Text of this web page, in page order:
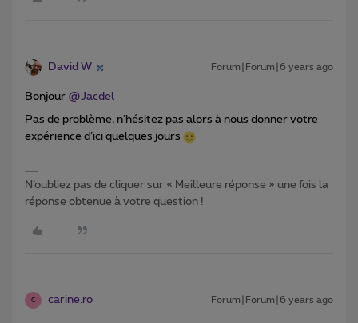
David W Forum|Forum|6 years ago
Bonjour @Jacdel
Pas de problème, n’hésitez pas alors à nous donner votre
expérience d’ici quelques jours
N’oubliez pas de cliquer sur « Meilleure réponse » une fois la
réponse obtenue à votre question !
C carine.ro Forum|Forum|6 years ago